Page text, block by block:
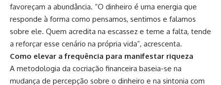
favoreçam a abundância. “O dinheiro é uma energia que
responde à forma como pensamos, sentimos e falamos
sobre ele. Quem acredita na escassez e teme a falta, tende
a reforçar esse cenário na própria vida”, acrescenta.
Como elevar a frequência para manifestar riqueza
A metodologia da cocriação financeira baseia-se na
mudança de percepção sobre o dinheiro e na sintonia com